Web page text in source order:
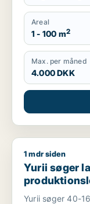
Areal
1 - 100 m2
Max. per måned
4.000 DKK
Yurii søger
1 mdr siden
Yurii søger
Region
Yurii søger 40-